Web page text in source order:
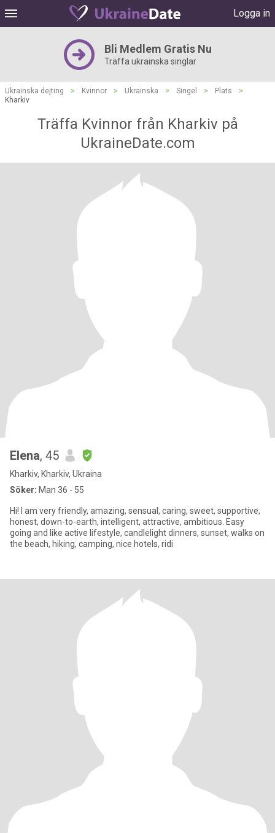
Logga in
Bli Medlem Gratis Nu
Träffa ukrainska singlar
Ukrainska dejting > Kvinnor > Ukrainska > Singel > Plats
>
Kharkiv
Träffa Kvinnor från Kharkiv på
UkraineDate.com
Elena, 45
Kharkiv, Kharkiv, Ukraina
Söker: Man 36 - 55
Hi! I am very friendly, amazing, sensual, caring, sweet, supportive,
honest, down-to-earth, intelligent, attractive, ambitious. Easy
going and like active lifestyle, candlelight dinners, sunset, walks on
the beach, hiking, camping, nice hotels, ridi